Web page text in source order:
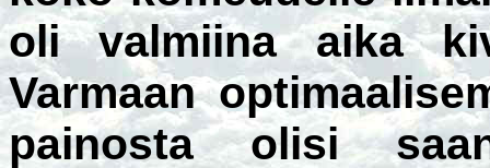
oli valmiina aika
Varmaan
painosta olisi